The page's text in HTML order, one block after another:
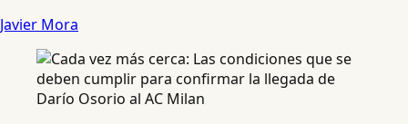
Javier Mora